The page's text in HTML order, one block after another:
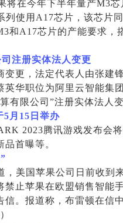
将在今年下半年量产M3
列使用A17芯片，该芯片
和A17芯片的产能要求，
注册实体法人变更
更，法定代表人由张建
英华职位为阿里云智能集
有限公司”注册实体法人
5月15日举办
2023腾讯游戏发布会
首曝等。
，美国苹果公司日前收到
止苹果在欧盟销售智能
。报道称，布雷顿在信